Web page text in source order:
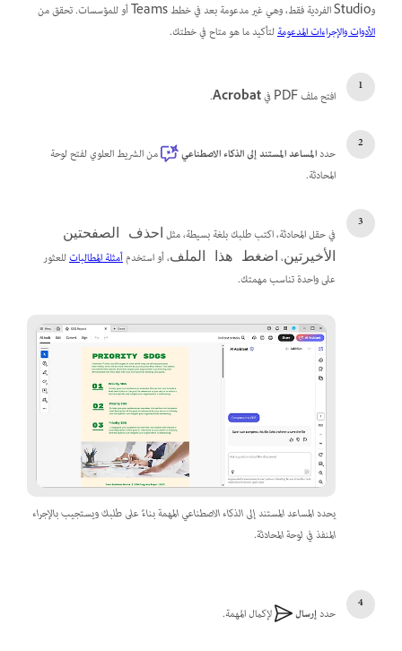
وStudio الفردية فقط، وهي غير مدعومة بعد في خطط Teams أو للمؤسسات. تحقق من
الأدوات والإجراءات المدعومةلتأكيد ما هو متاح في خطتك.
افتح ملف PDF في Acrobat
.
حددالمساعد المستند إلى الذكاء الاصطناعي
من الشريط العلوي لفتح لوحة
المحادثة.
في حقل المحادثة، اكتب طلبك بلغة بسيطة، مثل احذف الصفحتين
الأخيرتين، اضغط هذا الملف، أو استخدمأمثلة المطالباتللعثور
على واحدة تناسب مهمتك.
يحدد المساعد المستند إلى الذكاء الاصطناعي المهمة بناءً على طلبك ويستجيب بالإجراء
المنفذ في لوحة المحادثة.
حددإرسال لإكمال المهمة.